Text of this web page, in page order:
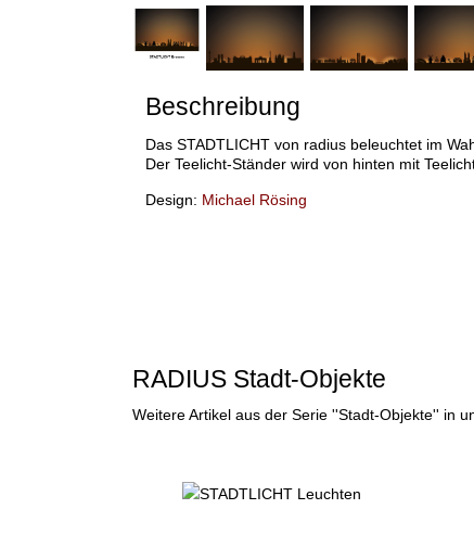
Beschreibung
Das STADTLICHT von radius beleuchtet im
Der Teelicht-Ständer wird von hinten mit
Design: Michael Rösing
RADIUS Stadt-Objekte
Weitere Artikel aus der Serie ''Stadt-Objekte'' in